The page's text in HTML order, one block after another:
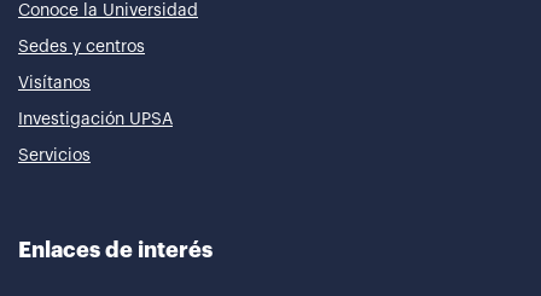
Conoce la Universidad
Sedes y centros
Visítanos
Investigación UPSA
Servicios
Enlaces de interés